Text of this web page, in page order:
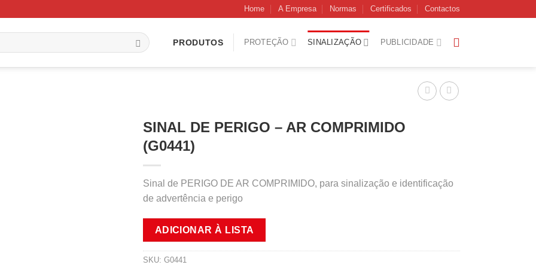
Home A Empresa Normas Certificados Contactos
PRODUTOS PROTEÇÃO SINALIZAÇÃO PUBLICIDADE
SINAL DE PERIGO – AR COMPRIMIDO
(G0441)
Sinal de PERIGO DE AR COMPRIMIDO, para sinalização e identificação
de advertência e perigo
ADICIONAR À LISTA
SKU: G0441